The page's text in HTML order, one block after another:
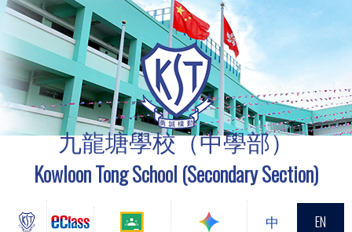
九龍塘學校（中學部）
Kowloon Tong School (Secondary Section)
中 EN